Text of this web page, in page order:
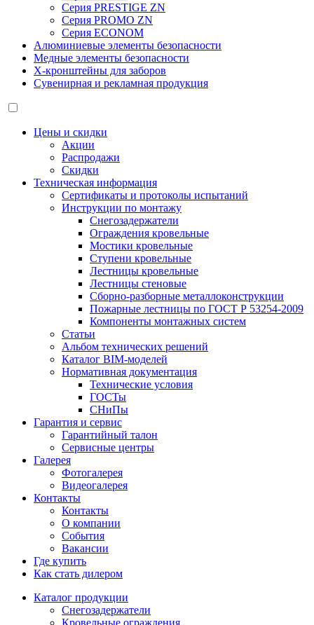
Серия PRESTIGE ZN
Серия PROMO ZN
Серия ECONOM
Алюминиевые элементы безопасности
Медные элементы безопасности
X-кронштейны для заборов
Сувенирная и рекламная продукция
Цены и скидки
Акции
Распродажи
Скидки
Техническая информация
Сертификаты и протоколы испытаний
Инструкции по монтажу
Снегозадержатели
Ограждения кровельные
Мостики кровельные
Ступени кровельные
Лестницы кровельные
Лестницы стеновые
Сборно-разборные металлоконструкции
Пожарные лестницы по ГОСТ Р 53254-2009
Компоненты монтажных систем
Статьи
Альбом технических решений
Каталог BIM-моделей
Нормативная документация
Технические условия
ГОСТы
СНиПы
Гарантия и сервис
Гарантийный талон
Сервисные центры
Галерея
Фотогалерея
Видеогалерея
Контакты
Контакты
О компании
События
Вакансии
Где купить
Как стать дилером
Каталог продукции
Снегозадержатели
Кровельные ограждения